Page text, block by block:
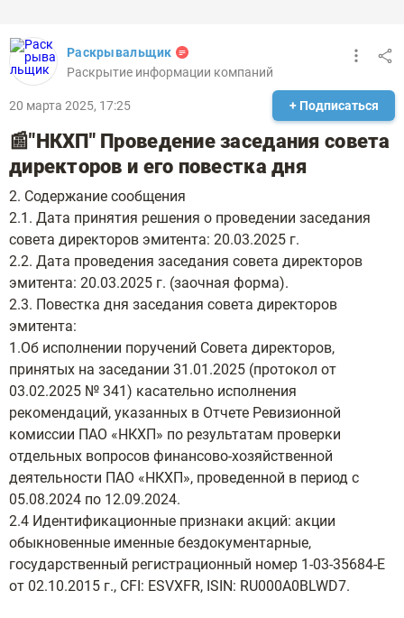
Раскрывальщик
Раскрытие информации компаний
20 марта 2025, 17:25 + Подписаться
📰"НКХП" Проведение заседания совета
директоров и его повестка дня
2. Содержание сообщения
2.1. Дата принятия решения о проведении заседания
совета директоров эмитента: 20.03.2025 г.
2.2. Дата проведения заседания совета директоров
эмитента: 20.03.2025 г. (заочная форма).
2.3. Повестка дня заседания совета директоров
эмитента:
1.Об исполнении поручений Совета директоров,
принятых на заседании 31.01.2025 (протокол от
03.02.2025 № 341) касательно исполнения
рекомендаций, указанных в Отчете Ревизионной
комиссии ПАО «НКХП» по результатам проверки
отдельных вопросов финансово-хозяйственной
деятельности ПАО «НКХП», проведенной в период с
05.08.2024 по 12.09.2024.
2.4 Идентификационные признаки акций: акции
обыкновенные именные бездокументарные,
государственный регистрационный номер 1-03-35684-Е
от 02.10.2015 г., CFI: ESVXFR, ISIN: RU000A0BLWD7.